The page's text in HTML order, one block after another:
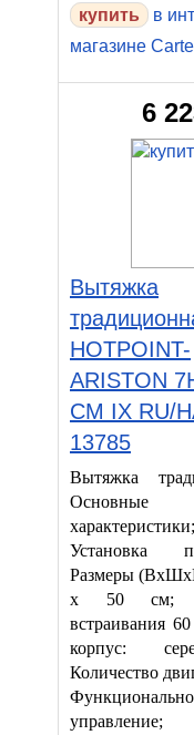
в
магазине
6
Вытяжка
HOTPOINT-
ARISTON
CM IX RU/
13785
Вытяжка
Основные
характеристики;
Установка
Размеры
x 50 см;
встраивания
корпус:
Количество